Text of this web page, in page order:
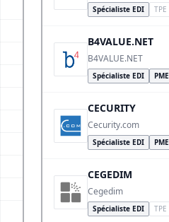
Spécialiste EDI TPE
B4VALUE.NET
B4VALUE.NET
Spécialiste EDI PME
CECURITY
Cecurity.com
Spécialiste EDI PME
CEGEDIM
Cegedim
Spécialiste EDI TPE